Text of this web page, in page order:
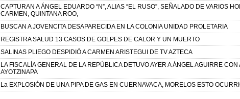
CAPTURAN A ÁNGEL EDUARDO “N”, ALIAS “EL RUSO”, SEÑALADO DE VARIOS
CARMEN, QUINTANA ROO,
BUSCAN A JOVENCITA DESAPARECIDA EN LA COLONIA UNIDAD PROLETARIA
REGISTRA SALUD 13 CASOS DE GOLPES DE CALOR Y UN MUERTO
SALINAS PLIEGO DESPIDIÓ A CARMEN ARISTEGUI DE TV AZTECA
LA FISCALÍA GENERAL DE LA REPÚBLICA DETUVO AYER A ÁNGEL AGUIRRE
AYOTZINAPA
La EXPLOSIÓN DE UNA PIPA DE GAS EN CUERNAVACA, MORELOS ESTO